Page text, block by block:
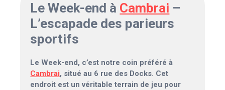
Le Week-end à Cambrai –
L’escapade des parieurs
sportifs
Le Week-end, c’est notre coin préféré à
Cambrai, situé au 6 rue des Docks. Cet
endroit est un véritable terrain de jeu pour